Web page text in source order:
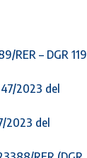
RER – DGR 119
2023 del
2023 del